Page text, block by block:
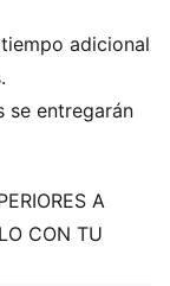
adicional
se entregarán
A
CON TU